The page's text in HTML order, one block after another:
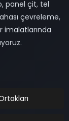
panel çit, tel
çevreleme,
imalatlarında